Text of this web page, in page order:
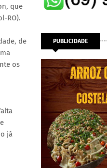
que
RO).
de
os
já
PUBLICIDADE